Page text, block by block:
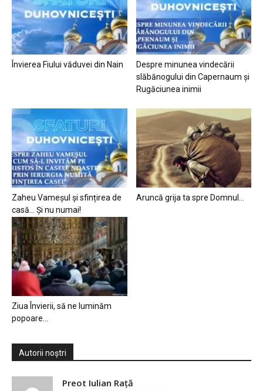
Învierea Fiului văduvei din Nain
Despre minunea vindecării
slăbănogului din Capernaum și
Rugăciunea inimii
Zaheu Vameșul și sfințirea de
casă… Și nu numai!
Aruncă grija ta spre Domnul…
Ziua Învierii, să ne luminăm
popoare…
Autorii noștri
Preot Iulian Raţă